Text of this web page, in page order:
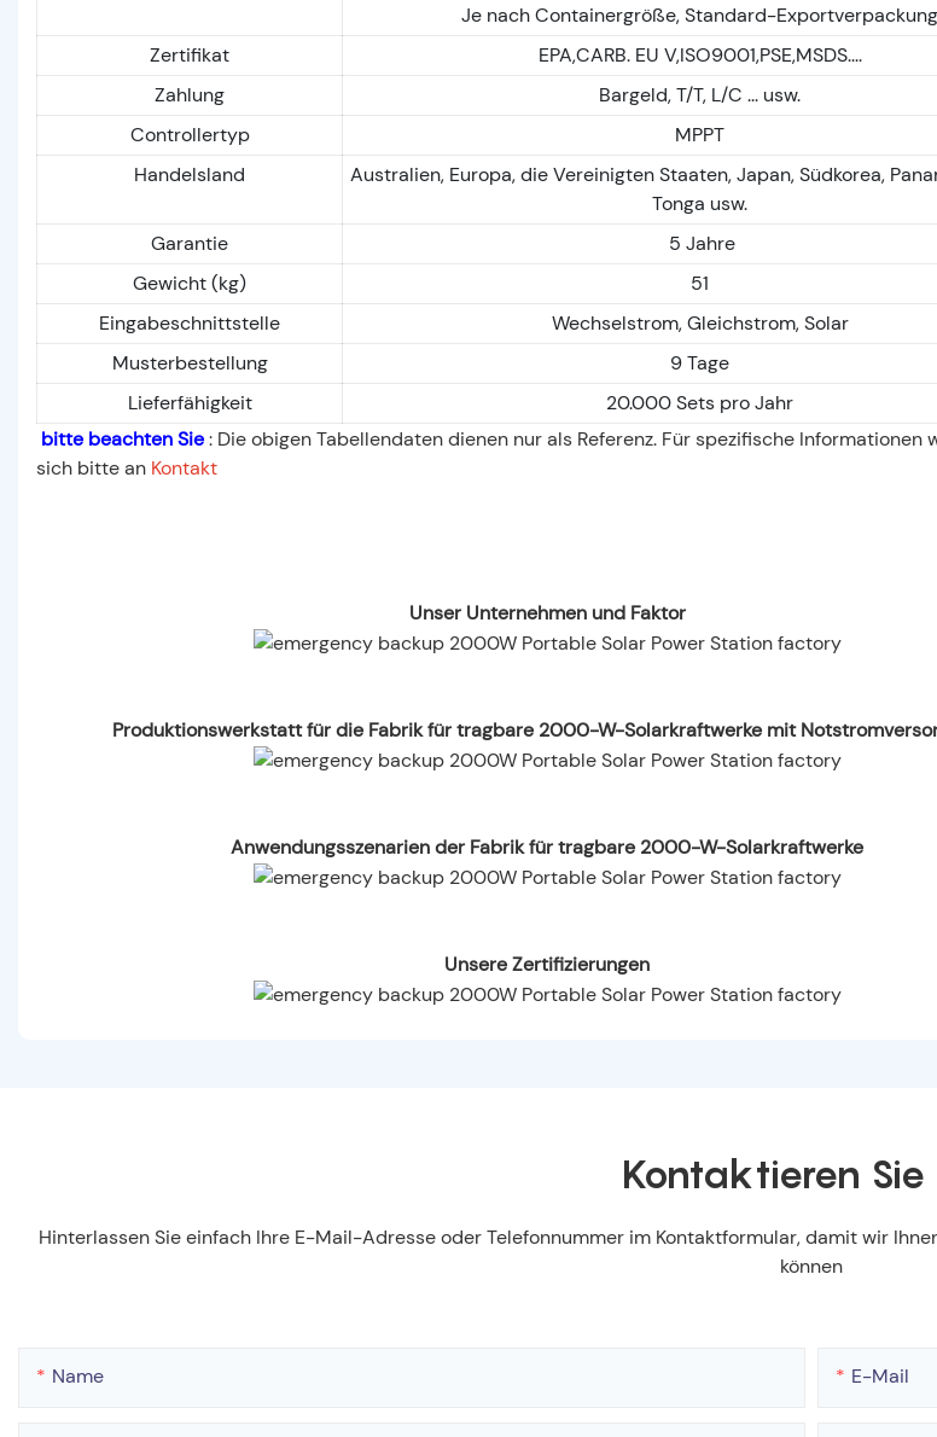
Je nach Containergröße, Standard-Exportverpackung
Zertifikat
EPA,CARB. EU V,ISO9001,PSE,MSDS....
Zahlung
Bargeld, T/T, L/C ... usw.
Controllertyp
MPPT
Handelsland
Australien, Europa, die Vereinigten Staaten, Japan, Südkorea,
Tonga usw.
Garantie
5 Jahre
Gewicht (kg)
51
Eingabeschnittstelle
Wechselstrom, Gleichstrom, Solar
Musterbestellung
9 Tage
Lieferfähigkeit
20.000 Sets pro Jahr
bitte beachten Sie: Die obigen Tabellendaten dienen nur als Referenz. Für spezifische Informationen
sich bitte an Kontakt
Unser Unternehmen und Faktor
Produktionswerkstatt für die Fabrik für tragbare 2000-W-Solarkraftwerke mit
Anwendungsszenarien der Fabrik für tragbare 2000-W-Solarkraftwerke
Unsere Zertifizierungen
Kontaktieren Sie
Hinterlassen Sie einfach Ihre E-Mail-Adresse oder Telefonnummer im Kontaktformular, damit wir
können
Name E-Mail